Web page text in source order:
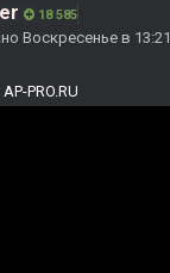
18 585
Воскресенье в 13:21
PRO.RU